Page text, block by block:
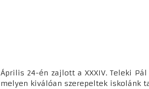
Április 24-én zajlott a XXXIV. Teleki
melyen kiválóan szerepeltek iskolánk